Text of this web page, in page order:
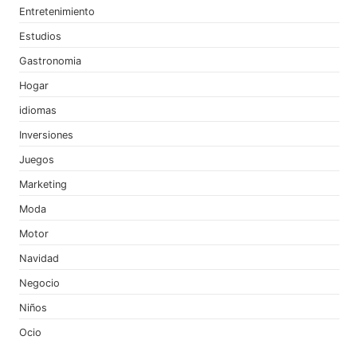
Entretenimiento
Estudios
Gastronomia
Hogar
idiomas
Inversiones
Juegos
Marketing
Moda
Motor
Navidad
Negocio
Niños
Ocio